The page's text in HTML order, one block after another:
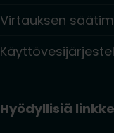
Virtauksen
Hyödyllisiä